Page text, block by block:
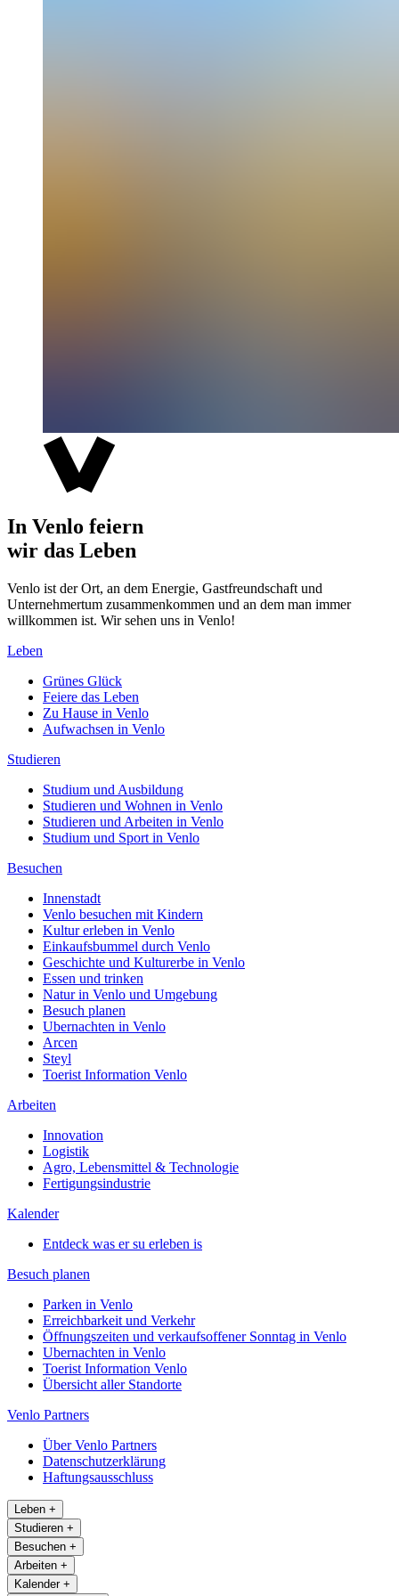
In Venlo feiern
wir das Leben
Venlo ist der Ort, an dem Energie, Gastfreundschaft und
Unternehmertum zusammenkommen und an dem man immer
willkommen ist. Wir sehen uns in Venlo!
Leben
Grünes Glück
Feiere das Leben
Zu Hause in Venlo
Aufwachsen in Venlo
Studieren
Studium und Ausbildung
Studieren und Wohnen in Venlo
Studieren und Arbeiten in Venlo
Studium und Sport in Venlo
Besuchen
Innenstadt
Venlo besuchen mit Kindern
Kultur erleben in Venlo
Einkaufsbummel durch Venlo
Geschichte und Kulturerbe in Venlo
Essen und trinken
Natur in Venlo und Umgebung
Besuch planen
Ubernachten in Venlo
Arcen
Steyl
Toerist Information Venlo
Arbeiten
Innovation
Logistik
Agro, Lebensmittel & Technologie
Fertigungsindustrie
Kalender
Entdeck was er su erleben is
Besuch planen
Parken in Venlo
Erreichbarkeit und Verkehr
Öffnungszeiten und verkaufsoffener Sonntag in Venlo
Ubernachten in Venlo
Toerist Information Venlo
Übersicht aller Standorte
Venlo Partners
Über Venlo Partners
Datenschutzerklärung
Haftungsausschluss
Leben +
Studieren +
Besuchen +
Arbeiten +
Kalender +